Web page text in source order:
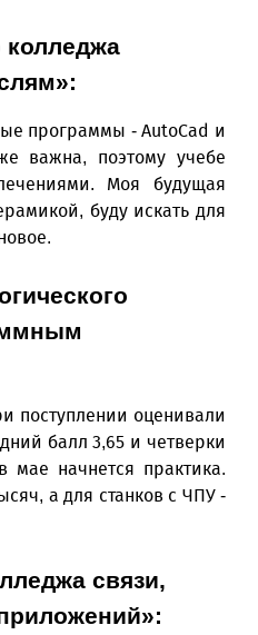
колледжа
программы - AutoCad и
важна, поэтому учебе
Моя будущая
буду искать для
поступлении оценивали
балл 3,65 и четверки
начнется практика.
а для станков с ЧПУ -
связи,